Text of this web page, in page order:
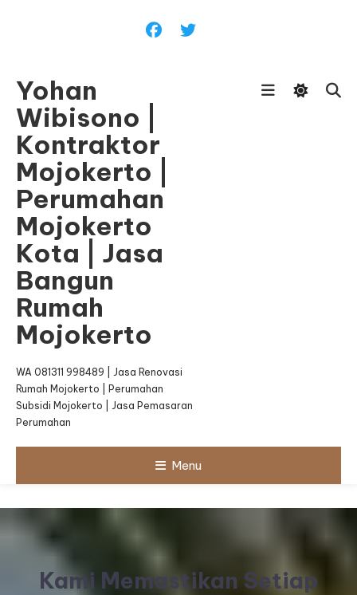
Yohan
Wibisono |
Kontraktor
Mojokerto |
Perumahan
Mojokerto
Kota | Jasa
Bangun
Rumah
Mojokerto
WA 081311 998489 | Jasa Renovasi
Rumah Mojokerto | Perumahan
Subsidi Mojokerto | Jasa Pemasaran
Perumahan
Menu
Kami Memastikan Setiap